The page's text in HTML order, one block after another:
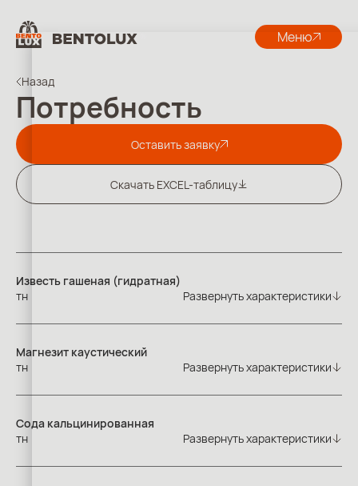
Меню
Назад
Потребность
Оставить заявку
Скачать EXCEL-таблицу
Известь гашеная (гидратная)
тн
Развернуть характеристики
Магнезит каустический
тн
Развернуть характеристики
Сода кальцинированная
тн
Развернуть характеристики